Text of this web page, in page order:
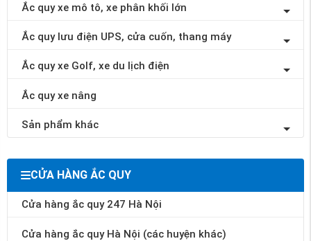
Ắc quy xe mô tô, xe phân khối lớn
Ắc quy lưu điện UPS, cửa cuốn, thang máy
Ắc quy xe Golf, xe du lịch điện
Ắc quy xe nâng
Sản phẩm khác
CỬA HÀNG ẮC QUY
Cửa hàng ắc quy 247 Hà Nội
Cửa hàng ắc quy Hà Nội (các huyện khác)